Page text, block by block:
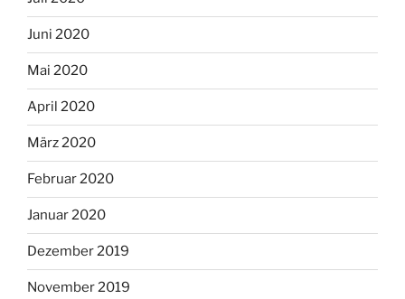
Juni 2020
Mai 2020
April 2020
März 2020
Februar 2020
Januar 2020
Dezember 2019
November 2019